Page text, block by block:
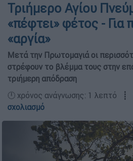
Τριήμερο Αγίου
«πέφτει» φέτος - Για
«αργία»
Μετά την Πρωτομαγιά οι
στρέφουν το βλέμμα τους στην
τριήμερη απόδραση
🕛 χρόνος ανάγνωσης: 1 λεπτό
σχολιασμό